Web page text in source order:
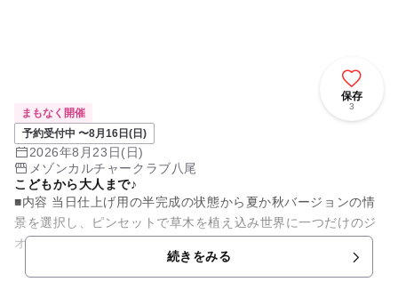
保存
3
まもなく開催
予約受付中 〜8月16日(日)
2026年8月23日(日)
メゾンカルチャークラブ八尾
こどもから大人まで♪
■内容 当日仕上げ用の半完成の状態から夏か秋バージョンの情
景を選択し、ピンセットで草木を植え込み世界に一つだけのジ
オラマを完成しましょう。（2度目以降の方は春か冬バージョ
ンもあります。春夏秋冬...続きをみる